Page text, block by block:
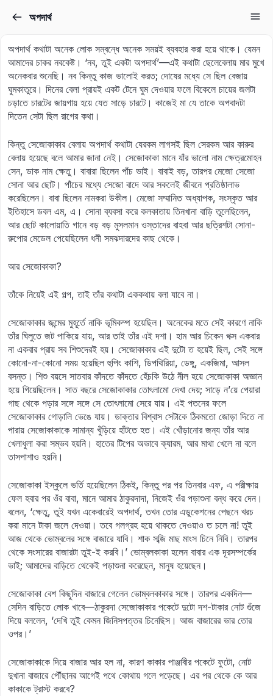
অপদার্থ
অপদার্থ কথাটা অনেক লোক সম্বন্ধে অনেক সময়ই ব্যবহার করা হয়ে থাকে। যেমন
আমাদের চাকর নবকেষ্ট। ‘নব, তুই একটা অপদার্থ’—এই কথাটা ছেলেবেলায় মার মুখে
অনেকবার শুনেছি। নব কিন্তু কাজ ভালোই করত; দোষের মধ্যে সে ছিল বেজায়
ঘুমকাতুরে। দিনের বেলা প্রায়ই একট টেনে ঘুম দেওয়ার ফলে বিকেলে চায়ের জলটা
চড়াতে চারটের জায়গায় হয়ে যেত সাড়ে চারটে। কাজেই মা যে তাকে অপবাদটা
দিতেন সেটা ছিল রাগের কথা।
কিন্তু সেজোকাকার বেলায় অপদার্থ কথাটা যেরকম লাগসই ছিল সেরকম আর কারুর
বেলায় হয়েছে বলে আমার জানা নেই। সেজোকাকা মানে যাঁর ভালো নাম ক্ষেত্রমোহন
সেন, ডাক নাম ক্ষেতু। বাবারা ছিলেন পাঁচ ভাই। বাবাই বড়, তারপর মেজো সেজো
সোনা আর ছোট। পাঁচের মধ্যে সেজো বাদে আর সকলেই জীবনে প্রতিষ্ঠালাভ
করেছিলেন। বাবা ছিলেন নামকরা উকীল। মেজো সম্মানিত অধ্যাপক, সংস্কৃত আর
ইতিহাসে ডবল এম, এ। সোনা ব্যবসা করে কলকাতায় তিনখানা বাড়ি তুলেছিলেন,
আর ছোট কালোয়াতি গানে বড় বড় মুসলমান ওস্তাদের বাহবা আর ছত্রিশটা সোনা-
রুপোর মেডেল পেয়েছিলেন ধনী সমঝদারদের কাছ থেকে।
আর সেজোকাকা?
তাঁকে নিয়েই এই গল্প, তাই তাঁর কথাটা এককথায় বলা যাবে না।
সেজোকাকার জন্মের মুহূর্তে নাকি ভূমিকম্প হয়েছিল। অনেকের মতে সেই কারণে নাকি
তাঁর ঘিলুতে জট পাকিয়ে যায়, আর তাই তাঁর এই দশা। হাম আর চিকেন পক্স একবার
না একবার প্রায় সব শিশুদেরই হয়। সেজোকাকার এই দুটো ত হয়েই ছিল, সেই সঙ্গে
কোনো-না-কোনো সময় হয়েছিল হুপিং কাশি, ডিপথিরিয়া, ডেঙ্গু, একজিমা, আসল
বসন্ত। শিশু বয়সে সাতবার কাঁদতে কাঁদতে হেঁচকি উঠে নীল হয়ে সেজোকাকা অজ্ঞান
হয়ে গিয়েছিলেন। সাত বছরে সেজোকাকার তোৎলামো দেখা দেয়; সাড়ে ন’য়ে পেয়ারা
গাছ থেকে পড়ার সঙ্গে সঙ্গে সে তোৎলামো সেরে যায়। এই পতনের ফলে
সেজোকাকার গোড়ালি ভেঙে যায়। ডাক্তার বিশ্বাস সেটাকে ঠিকমতো জোড়া দিতে না
পারায় সেজোকাকাকে সামান্য খুঁড়িয়ে হাঁটতে হত। এই খোঁড়ানোর জন্য তাঁর আর
খেলাধুলা করা সম্ভব হয়নি। হাতের টিপের অভাবে ক্যারম, আর মাথা খেলে না বলে
তাসপাশাও হয়নি।
সেজোকাকা ইস্কুলে ভর্তি হয়েছিলেন ঠিকই, কিন্তু পর পর তিনবার এফ, এ পরীক্ষায়
ফেল হবার পর ওঁর বাবা, মানে আমার ঠাকুরদাদা, নিজেই ওঁর পড়াশুনা বন্ধ করে দেন।
বলেন, ‘ক্ষেতু, তুই যখন একেবারেই অপদার্থ, তখন তোর এডুকেশনের পেছনে খরচ
করা মানে টাকা জলে দেওয়া। তবে গলগ্রহ হয়ে থাকতে দেওয়াও ত চলে না! তুই
আজ থেকে ভোম্বলের সঙ্গে বাজারে যাবি। শাক সব্জি মাছ মাংস চিনে নিবি। তারপর
থেকে সংসারের বাজারটা তুই-ই করবি।’ ভোম্বলকাকা হলেন বাবার এক দূরসম্পর্কের
ভাই; আমাদের বাড়িতে থেকেই পড়াশুনা করেছেন, মানুষ হয়েছেন।
সেজোকাকা বেশ কিছুদিন বাজারে গেলেন ভোম্বলকাকার সঙ্গে। তারপর একদিন—
সেদিন বাড়িতে লোক খাবে—ঠাকুরদা সেজোকাকার পকেটে দুটো দশ-টাকার নোট গুঁজে
দিয়ে বললেন, ‘দেখি তুই কেমন জিনিসপত্তর চিনেছিস। আজ বাজারের ভার তোর
ওপর।’
সেজোকাকাকে দিয়ে বাজার আর হল না, কারণ কাকার পাঞ্জাবীর পকেটে ফুটো, নোট
দুখানা বাজারে পৌঁছানর আগেই পথে কোথায় গলে পড়েছে। এর পর থেকে কে আর
কাকাকে ট্রাস্ট করবে?
Sign in
Don’t have an account? Sign up
Remember me Lost your password?